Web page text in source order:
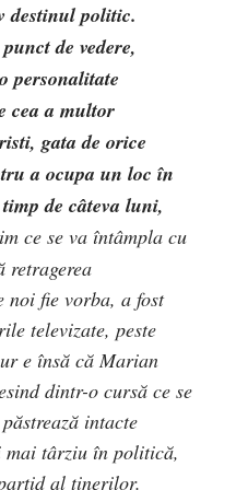
destinul politic.
de vedere,
personalitate
cea a multor
gata de orice
a ocupa un loc în
de câteva luni,
ce se va întâmpla cu
retragerea
noi fie vorba, a fost
televizate, peste
e însă că Marian
dintr-o cursă ce se
intacte
mai târziu în politică,
al tinerilor.